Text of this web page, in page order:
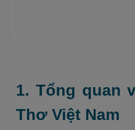
1. Tổng quan
Thơ Việt Nam